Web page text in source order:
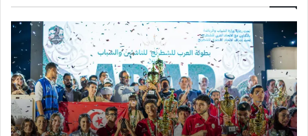
الشباب
والرياضة
يهنئ
منتخب
مصر
للشطرنج